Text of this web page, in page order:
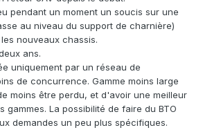
pendant un moment un soucis sur une
au niveau du support de charnière)
nouveaux chassis.
ans.
uniquement par un réseau de
de concurrence. Gamme moins large
moins être perdu, et d'avoir une meilleur
gammes. La possibilité de faire du BTO
demandes un peu plus spécifiques.